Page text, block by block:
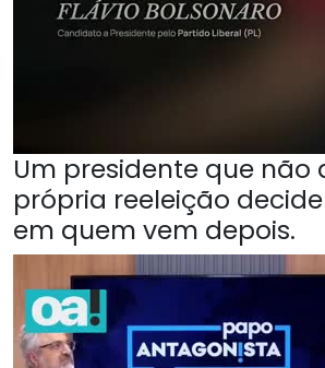
Um presidente que não
própria reeleição
em quem vem depois.